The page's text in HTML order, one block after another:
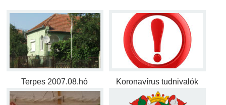
Terpes 2007.08.hó Koronavírus tudnivalók